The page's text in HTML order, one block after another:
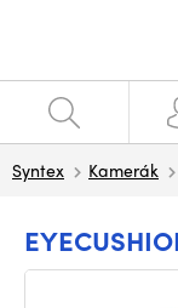
Syntex Kamerák